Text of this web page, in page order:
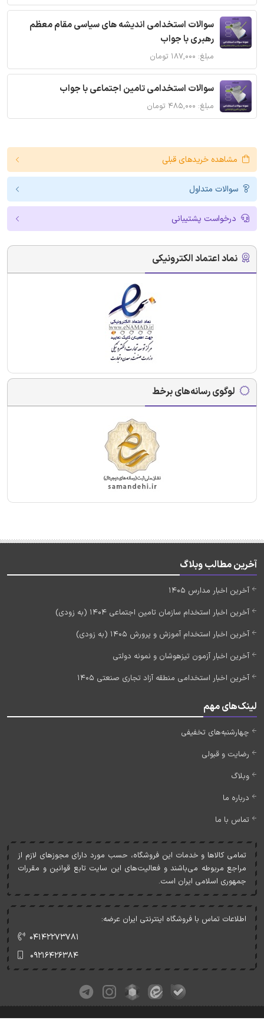
سوالات استخدامی اندیشه های سیاسی مقام معظم
رهبری با جواب
مبلغ: ۱۸۷,۰۰۰ تومان
سوالات استخدامی تامین اجتماعی با جواب
مبلغ: ۴۸۵,۰۰۰ تومان
مشاهده خریدهای قبلی
سوالات متداول
درخواست پشتیبانی
نماد اعتماد الکترونیکی
لوگوی رسانه‌های برخط
آخرین مطالب وبلاگ
آخرین اخبار مدارس 1405
آخرین اخبار استخدام سازمان تامین اجتماعی 1404 (به زودی)
آخرین اخبار استخدام آموزش و پرورش 1405 (به زودی)
آخرین اخبار آزمون تیزهوشان و نمونه دولتی
آخرین اخبار استخدامی منطقه آزاد تجاری صنعتی 1405
لینک‌های مهم
چهارشنبه‌های تخفیفی
رضایت و قبولی
وبلاگ
درباره ما
تماس با ما
تمامی کالاها و خدمات اين فروشگاه، حسب مورد دارای مجوزهای لازم از
مراجع مربوطه می‌باشند و فعاليت‌های اين سايت تابع قوانين و مقررات
جمهوری اسلامی ايران است.
اطلاعات تماس با فروشگاه اینترنتی ایران عرضه:
۰۴۱۴۲۲۷۳۷۸۱
۰۹۲۱۶۴۲۶۳۸۴